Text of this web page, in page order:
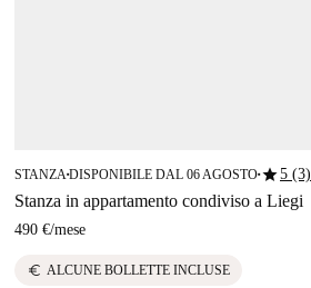
STANZA■DISPONIBILE DAL 06 AGOSTO■star5 (3)
Stanza in appartamento condiviso a Liegi
490 €/mese
euro ALCUNE BOLLETTE INCLUSE